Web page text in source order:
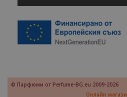
© Парфюми от Perfume-BG.eu 2009-2026
Онлайн